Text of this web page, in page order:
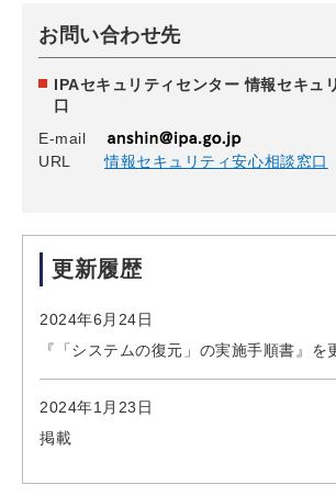
お問い合わせ先
IPAセキュリティセンター 情報セキュ
口
E-mail
URL
情報セキュリティ安心相談窓口
更新履歴
2024年6月24日
『「システムの復元」の実施手順書』を
2024年1月23日
掲載